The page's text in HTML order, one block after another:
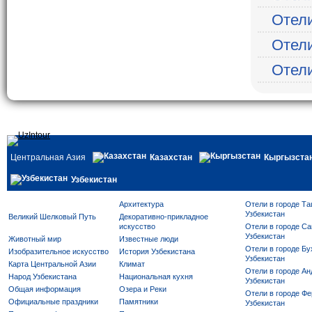
Центральная Азия Казахстан
Узбекистан
Архитектура
Великий Шелковый Путь
Декоративно-прикладное
искусство
Животный мир
Известные люди
Изобразительное искусство
История Узбекистана
Карта Центральной Азии
Климат
Народ Узбекистана
Национальная кухня
Общая информация
Озера и Реки
Официальные праздники
Памятники
Отели в городе
Узбекистан
Отели в городе
Узбекистан
Отели в городе
Узбекистан
Отели в городе
Узбекистан
Отели в городе
Узбекистан